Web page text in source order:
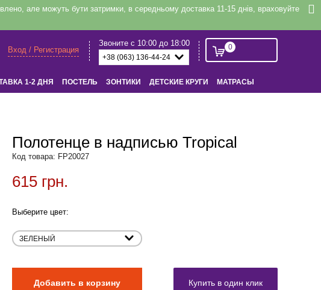
але можуть бути затримки, в середньому доставка 11-15 днів, враховуйте
0
Звоните с 10:00 до 18:00
Вход / Регистрация
1-2 ДНЯ ПОСТЕЛЬ ЗОНТИКИ ДЕТСКИЕ КРУГИ МАТРАСЫ
Полотенце в надписью Tropical
Код товара: FP20027
615 грн.
Выберите цвет: